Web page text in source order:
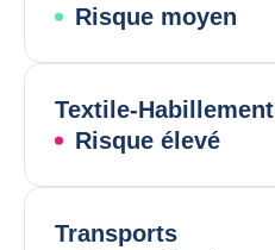
Risque moyen
Textile-Habillement
Risque élevé
Transports